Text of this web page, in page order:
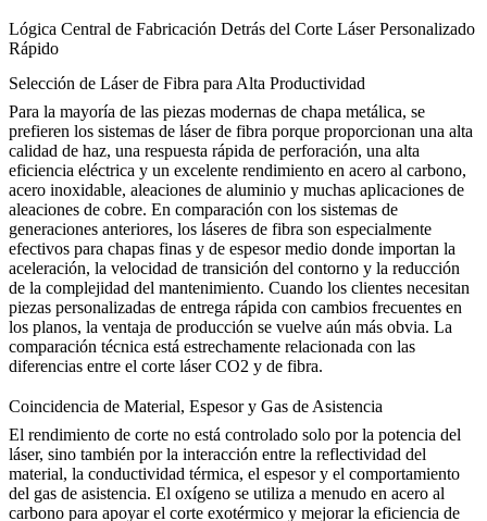
Lógica Central de Fabricación Detrás del Corte Láser Personalizado
Rápido
Selección de Láser de Fibra para Alta Productividad
Para la mayoría de las piezas modernas de chapa metálica, se
prefieren los sistemas de láser de fibra porque proporcionan una alta
calidad de haz, una respuesta rápida de perforación, una alta
eficiencia eléctrica y un excelente rendimiento en acero al carbono,
acero inoxidable, aleaciones de aluminio y muchas aplicaciones de
aleaciones de cobre. En comparación con los sistemas de
generaciones anteriores, los láseres de fibra son especialmente
efectivos para chapas finas y de espesor medio donde importan la
aceleración, la velocidad de transición del contorno y la reducción
de la complejidad del mantenimiento. Cuando los clientes necesitan
piezas personalizadas de entrega rápida con cambios frecuentes en
los planos, la ventaja de producción se vuelve aún más obvia. La
comparación técnica está estrechamente relacionada con las
diferencias entre el corte láser CO2 y de fibra.
Coincidencia de Material, Espesor y Gas de Asistencia
El rendimiento de corte no está controlado solo por la potencia del
láser, sino también por la interacción entre la reflectividad del
material, la conductividad térmica, el espesor y el comportamiento
del gas de asistencia. El oxígeno se utiliza a menudo en acero al
carbono para apoyar el corte exotérmico y mejorar la eficiencia de